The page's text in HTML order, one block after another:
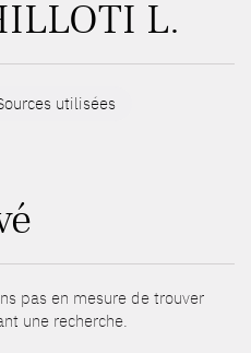
L.
utilisées
pas en mesure de trouver
une recherche.